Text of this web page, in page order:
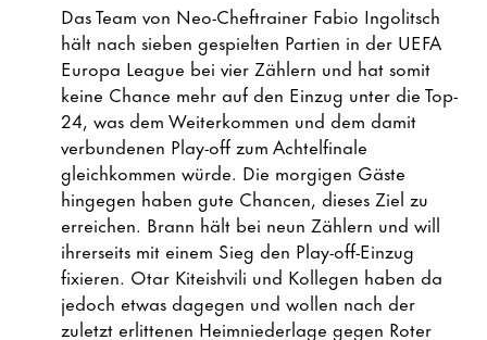
Das Team von Neo-Cheftrainer Fabio Ingolitsch
hält nach sieben gespielten Partien in der UEFA
Europa League bei vier Zählern und hat somit
keine Chance mehr auf den Einzug unter die Top-
24, was dem Weiterkommen und dem damit
verbundenen Play-off zum Achtelfinale
gleichkommen würde. Die morgigen Gäste
hingegen haben gute Chancen, dieses Ziel zu
erreichen. Brann hält bei neun Zählern und will
ihrerseits mit einem Sieg den Play-off-Einzug
fixieren. Otar Kiteishvili und Kollegen haben da
jedoch etwas dagegen und wollen nach der
zuletzt erlittenen Heimniederlage gegen Roter